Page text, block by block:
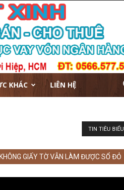
KHÁC LIÊN HỆ
TIN TIÊU BIỂU
GIẤY TỜ VẪN LÀM ĐƯỢC SỔ ĐỎ